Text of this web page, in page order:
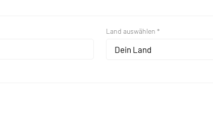
Land auswählen *
Dein Land